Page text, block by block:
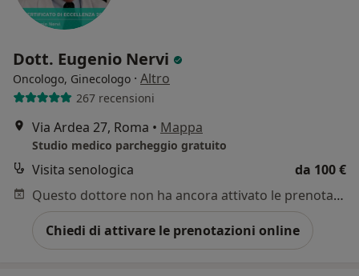
Dott. Eugenio Nervi
Oncologo, Ginecologo · Altro
267 recensioni
Via Ardea 27, Roma • Mappa
Studio medico parcheggio gratuito
Visita senologica
da 100 €
Questo dottore non ha ancora attivato le prenotazioni online presso questo indirizzo.
Chiedi di attivare le prenotazioni online